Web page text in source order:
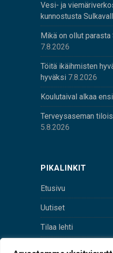
Vesi- ja
kunnostusta
Mikä on ollut
7.8.2026
Töitä ikäihmisten
hyväksi 7.8.2026
Koulutaival alkaa
Terveysaseman
5.8.2026
PIKALINKIT
Etusivu
Uutiset
Tilaa lehti